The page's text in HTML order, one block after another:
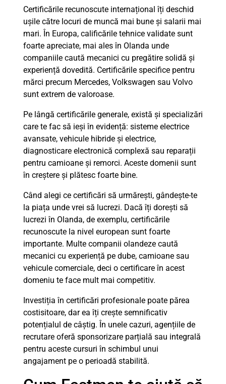
Certificările recunoscute internațional îți deschid
ușile către locuri de muncă mai bune și salarii mai
mari. În Europa, calificările tehnice validate sunt
foarte apreciate, mai ales în Olanda unde
companiile caută mecanici cu pregătire solidă și
experiență dovedită. Certificările specifice pentru
mărci precum Mercedes, Volkswagen sau Volvo
sunt extrem de valoroase.
Pe lângă certificările generale, există și specializări
care te fac să ieși în evidență: sisteme electrice
avansate, vehicule hibride și electrice,
diagnosticare electronică complexă sau reparații
pentru camioane și remorci. Aceste domenii sunt
în creștere și plătesc foarte bine.
Când alegi ce certificări să urmărești, gândește-te
la piața unde vrei să lucrezi. Dacă îți dorești să
lucrezi în Olanda, de exemplu, certificările
recunoscute la nivel european sunt foarte
importante. Multe companii olandeze caută
mecanici cu experiență pe dube, camioane sau
vehicule comerciale, deci o certificare în acest
domeniu te face mult mai competitiv.
Investiția în certificări profesionale poate părea
costisitoare, dar ea îți crește semnificativ
potențialul de câștig. În unele cazuri, agențiile de
recrutare oferă sponsorizare parțială sau integrală
pentru aceste cursuri în schimbul unui
angajament pe o perioadă stabilită.